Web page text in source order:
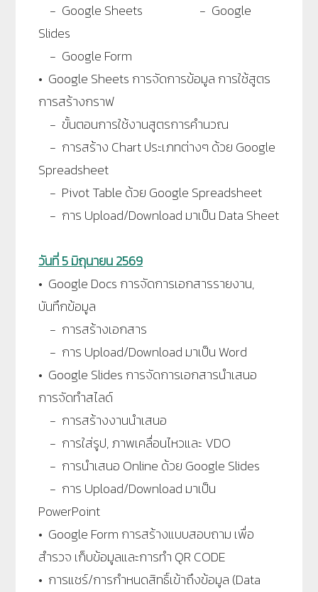
- Google Sheets - Google
Slides
- Google Form
• Google Sheets การจัดการข้อมูล การใช้สูตร
การสร้างกราฟ
- ขั้นตอนการใช้งานสูตรการคำนวณ
- การสร้าง Chart ประเภทต่างๆ ด้วย Google
Spreadsheet
- Pivot Table ด้วย Google Spreadsheet
- การ Upload/Download มาเป็น Data Sheet
วันที่ 5 มิถุนายน 2569
• Google Docs การจัดการเอกสารรายงาน,
บันทึกข้อมูล
- การสร้างเอกสาร
- การ Upload/Download มาเป็น Word
• Google Slides การจัดการเอกสารนำเสนอ
การจัดทำสไลด์
- การสร้างงานนำเสนอ
- การใส่รูป, ภาพเคลื่อนไหวและ VDO
- การนำเสนอ Online ด้วย Google Slides
- การ Upload/Download มาเป็น
PowerPoint
• Google Form การสร้างแบบสอบถาม เพื่อ
สำรวจ เก็บข้อมูลและการทำ QR CODE
• การแชร์/การกำหนดสิทธิ์เข้าถึงข้อมูล (Data